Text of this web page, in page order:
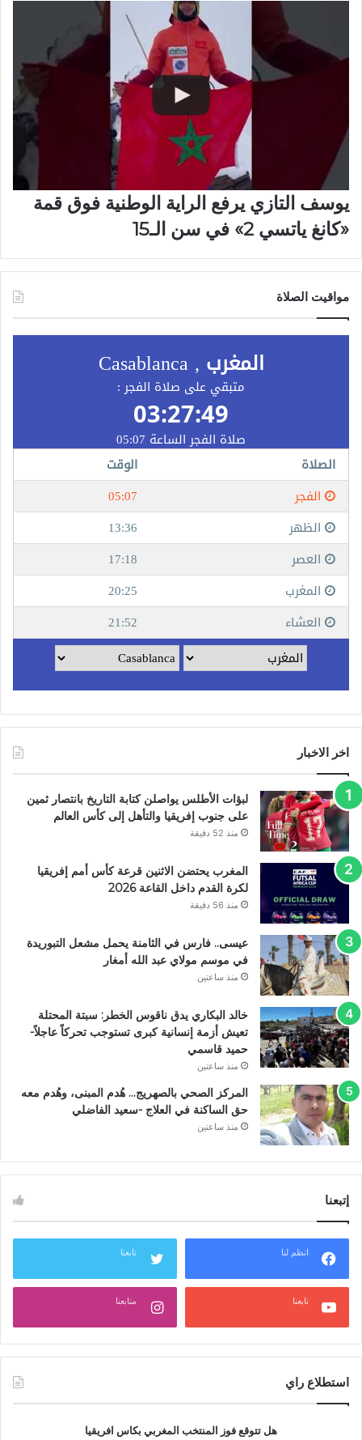
يوسف التازي يرفع الراية الوطنية فوق قمة
«كانغ ياتسي 2» في سن الـ15
مواقيت الصلاة
اخر الاخبار
لبؤات الأطلس يواصلن كتابة التاريخ بانتصار ثمين
على جنوب إفريقيا والتأهل إلى كأس العالم
منذ 52 دقيقة
المغرب يحتضن الاثنين قرعة كأس أمم إفريقيا
لكرة القدم داخل القاعة 2026
منذ 56 دقيقة
عيسى.. فارس في الثامنة يحمل مشعل التبوريدة
في موسم مولاي عبد الله أمغار
منذ ساعتين
خالد البكاري يدق ناقوس الخطر: سبتة المحتلة
تعيش أزمة إنسانية كبرى تستوجب تحركاً عاجلاً-
حميد قاسمي
منذ ساعتين
المركز الصحي بالصهريج… هُدم المبنى، وهُدم معه
حق الساكنة في العلاج -سعيد الفاضلي
منذ ساعتين
إتبعنا
انظم لنا تابعنا
تابعنا متابعنا
استطلاع راي
هل تتوقع فوز المنتخب المغربي بكاس افريقيا